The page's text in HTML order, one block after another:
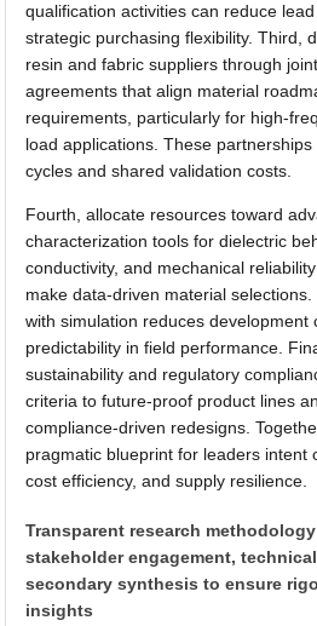
qualification activities can reduce
strategic purchasing flexibility. Third,
resin and fabric suppliers through
agreements that align material
requirements, particularly for high-
load applications. These
cycles and shared validation costs.
Fourth, allocate resources toward
characterization tools for dielectric
conductivity, and mechanical
make data-driven material
with simulation reduces development
predictability in field performance.
sustainability and regulatory
criteria to future-proof product lines
compliance-driven redesigns.
pragmatic blueprint for leaders intent
cost efficiency, and supply resilience.
Transparent research
stakeholder engagement,
secondary synthesis to ensure
insights